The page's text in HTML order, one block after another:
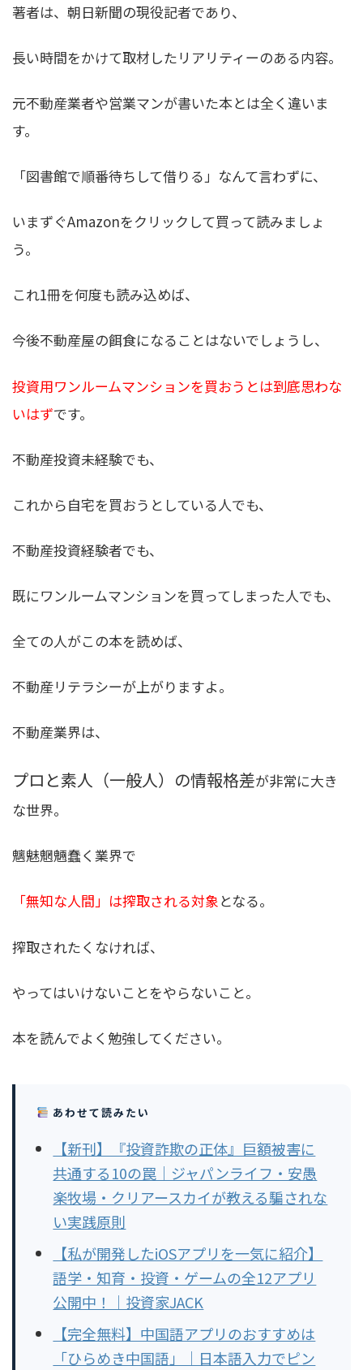
著者は、朝日新聞の現役記者であり、
長い時間をかけて取材したリアリティーのある内容。
元不動産業者や営業マンが書いた本とは全く違いま
す。
「図書館で順番待ちして借りる」なんて言わずに、
いまずぐAmazonをクリックして買って読みましょ
う。
これ1冊を何度も読み込めば、
今後不動産屋の餌食になることはないでしょうし、
投資用ワンルームマンションを買おうとは到底思わな
いはずです。
不動産投資未経験でも、
これから自宅を買おうとしている人でも、
不動産投資経験者でも、
既にワンルームマンションを買ってしまった人でも、
全ての人がこの本を読めば、
不動産リテラシーが上がりますよ。
不動産業界は、
プロと素人（一般人）の情報格差が非常に大き
な世界。
魑魅魍魎蠢く業界で
「無知な人間」は搾取される対象となる。
搾取されたくなければ、
やってはいけないことをやらないこと。
本を読んでよく勉強してください。
あわせて読みたい
【新刊】『投資詐欺の正体』巨額被害に
共通する10の罠｜ジャパンライフ・安愚
楽牧場・クリアースカイが教える騙されな
い実践原則
【私が開発したiOSアプリを一気に紹介】
語学・知育・投資・ゲームの全12アプリ
公開中！｜投資家JACK
【完全無料】中国語アプリのおすすめは
「ひらめき中国語」｜日本語入力でピン